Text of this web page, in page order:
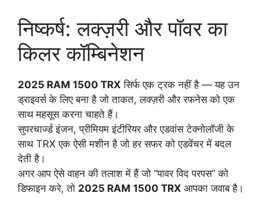
निष्कर्ष: लक्ज़री और पॉवर का
किलर कॉम्बिनेशन
2025 RAM 1500 TRX सिर्फ एक ट्रक नहीं है — यह उन
ड्राइवर्स के लिए बना है जो ताकत, लक्ज़री और रफनेस को एक
साथ महसूस करना चाहते हैं।
सुपरचार्ज्ड इंजन, प्रीमियम इंटीरियर और एडवांस टेक्नोलॉजी के
साथ TRX एक ऐसी मशीन है जो हर सफर को एडवेंचर में बदल
देती है।
अगर आप ऐसे वाहन की तलाश में हैं जो “पावर विद परपस” को
डिफाइन करे, तो 2025 RAM 1500 TRX आपका जवाब है।